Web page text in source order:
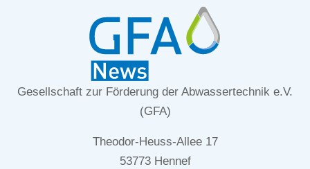
Gesellschaft zur Förderung der Abwassertechnik e.V.
(GFA)
Theodor-Heuss-Allee 17
53773 Hennef